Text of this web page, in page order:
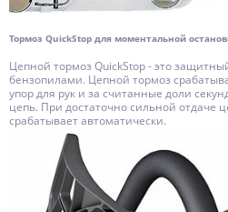
Тормоз QuickStop для моментальной
Цепной тормоз QuickStop - это
бензопилами. Цепной тормоз
упор для рук и за считанные доли
цепь. При достаточно сильной отдаче
срабатывает автоматически.